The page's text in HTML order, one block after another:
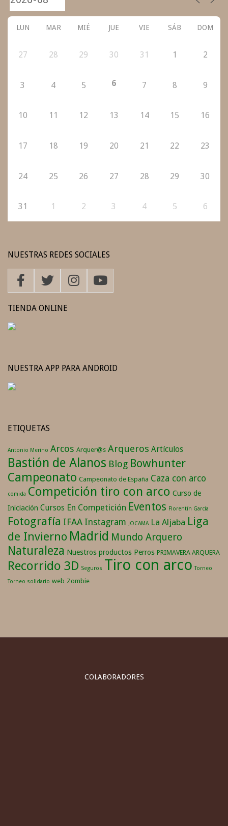
LUN MAR MIÉ JUE VIE SÁB DOM
27 28 29 30 31 1 2
3 4 5 6 7 8 9
10 11 12 13 14 15 16
17 18 19 20 21 22 23
24 25 26 27 28 29 30
31 1 2 3 4 5 6
NUESTRAS REDES SOCIALES
TIENDA ONLINE
NUESTRA APP PARA ANDROID
ETIQUETAS
Antonio Merino Arcos Arquer@s Arqueros Artículos
Bastión de Alanos Blog Bowhunter
Campeonato Campeonato de España Caza con arco
comida Competición tiro con arco Curso de
Iniciación Cursos En Competición Eventos Florentín García
Fotografía IFAA Instagram JOCAMA La Aljaba Liga
de Invierno Madrid Mundo Arquero
Naturaleza Nuestros productos Perros PRIMAVERA ARQUERA
Recorrido 3D Seguros Tiro con arco Torneo
Torneo solidario web Zombie
COLABORADORES